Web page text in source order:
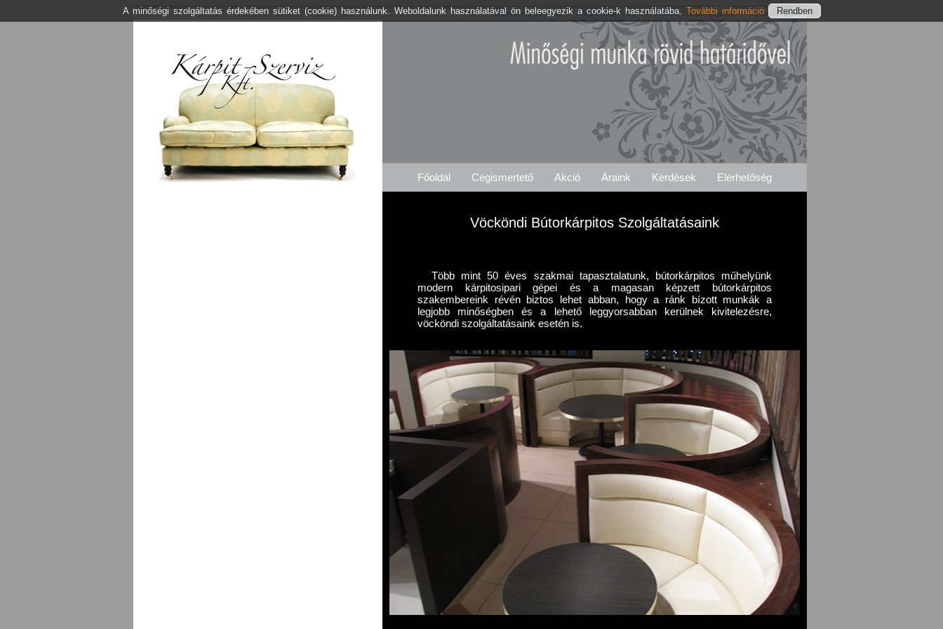
Kárpitos .org Vöckönd Árajánlat Igénylés Vöcköndi Szolgáltatásaink Elérhetőségeink
Főoldal Cégismertető Akció Áraink Kérdések Elérhetőség
Vöcköndi Bútorkárpitos Szolgáltatásaink
Több mint 50 éves szakmai tapasztalatunk, bútorkárpitos műhelyünk
modern kárpitosipari gépei és a magasan képzett bútorkárpitos
szakembereink révén biztos lehet abban, hogy a ránk bízott munkák a
legjobb minőségben és a lehető leggyorsabban kerülnek kivitelezésre,
vöcköndi szolgáltatásaink esetén is.
A minőségi szolgáltatás érdekében sütiket (cookie) használunk. Weboldalunk használatával ön beleegyezik a cookie-k használatába. További információ